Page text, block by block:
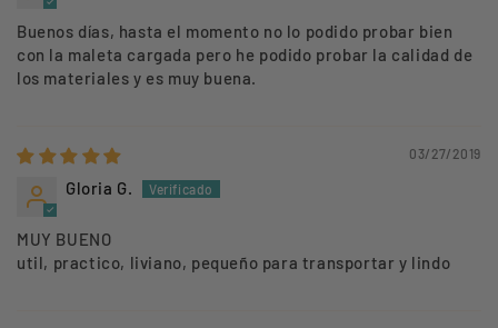
Buenos días, hasta el momento no lo podido probar bien
con la maleta cargada pero he podido probar la calidad de
los materiales y es muy buena.
03/27/2019
Gloria G.
MUY BUENO
util, practico, liviano, pequeño para transportar y lindo